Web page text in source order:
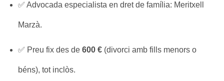
✅ Advocada especialista en dret de família: Meritxell
Marzà.
✅ Preu fix des de 600 €(divorci amb fills menors o
béns), tot inclòs.